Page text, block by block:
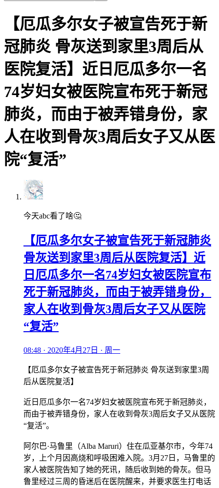
【厄瓜多尔女子被宣告死于新
冠肺炎 骨灰送到家里3周后从
医院复活】近日厄瓜多尔一名
74岁妇女被医院宣布死于新冠
肺炎，而由于被弄错身份，家
人在收到骨灰3周后女子又从医
院“复活”
今天abc看了啥🤔
【厄瓜多尔女子被宣告死于新冠肺炎
骨灰送到家里3周后从医院复活】近
日厄瓜多尔一名74岁妇女被医院宣布
死于新冠肺炎，而由于被弄错身份，
家人在收到骨灰3周后女子又从医院
“复活”
08:48 · 2020年4月27日 · 周一
【厄瓜多尔女子被宣告死于新冠肺炎 骨灰送到家里3周
后从医院复活】
近日厄瓜多尔一名74岁妇女被医院宣布死于新冠肺炎，
而由于被弄错身份，家人在收到骨灰3周后女子又从医院
“复活”。
阿尔巴·马鲁里（Alba Maruri）住在瓜亚基尔市，今年74
岁，上个月因高烧和呼吸困难入院。3月27日，马鲁里的
家人被医院告知了她的死讯，随后收到她的骨灰。但马
鲁里经过三周的昏迷后在医院醒来，并要求医生打电话